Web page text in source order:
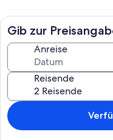
und begeben Sie sich
Morgenkaffee umgeben
genießen können. Machen
Sitzgelegenheiten im
freie Zeit. Verbringen Sie
oder vertiefen Sie sich in
Der weitläufige Garten
und Toben. Während die
Gib zur
Anreise
Reisende